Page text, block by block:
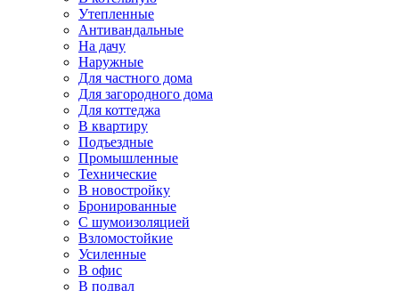
Утепленные
Антивандальные
На дачу
Наружные
Для частного дома
Для загородного дома
Для коттеджа
В квартиру
Подъездные
Промышленные
Технические
В новостройку
Бронированные
С шумоизоляцией
Взломостойкие
Усиленные
В офис
В подвал